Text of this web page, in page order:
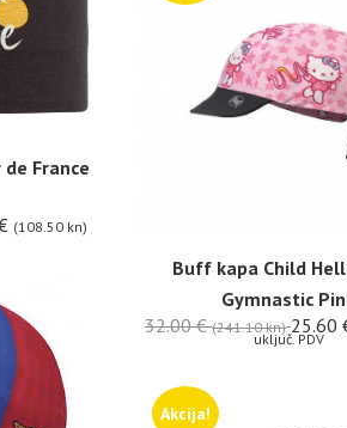
France
(108.50 kn)
Buff kapa Child
Gymnastic
32.00€ (241.10 kn) 25.60
uključ. PDV
Akcija!